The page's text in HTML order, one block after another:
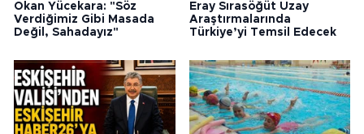
Okan Yücekara: "Söz
Verdiğimiz Gibi Masada
Değil, Sahadayız"
Eray Sırasöğüt Uzay
Araştırmalarında
Türkiye’yi Temsil Edecek